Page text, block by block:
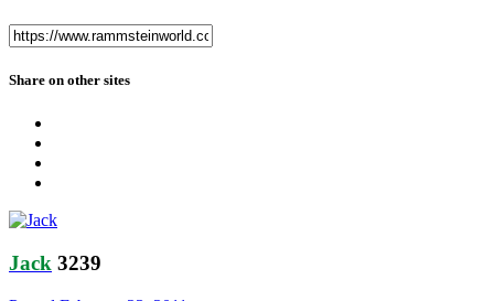
Share on other sites
Jack 3239